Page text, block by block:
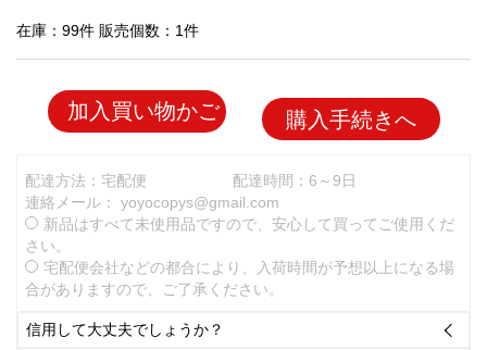
在庫：99件 販売個数：1件
加入買い物かご 購入手続きへ
配達方法：宅配便
配達時間：6～9日
連絡メール： yoyocopys@gmail.com
新品はすべて未使用品ですので、安心して買ってご使用くだ
さい。
宅配便会社などの都合により、入荷時間が予想以上になる場
合がありますので、ご了承ください。
信用して大丈夫でしょうか？ 